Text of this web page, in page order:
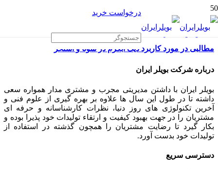
درخواست خرید
مطالبی در مورد کاربرد دیگ آبگرم در سونا و استخر
درباره شرکت بویلر ایران
بویلر ایران با داشتن مدیریتی مجرب و مشتری مدار همواره سعی
داشته تا در طول این سال ها علاوه بر بهره گیری از علوم فنی و
آخرین تکنولوژی های روز دنیا، نظرات کارشناسانه و حرفه ای
مشتریان را در جهت بهبود کیفیت و ارتقاء تولیدات خود پذیرا بوده و
بکار گیرد تا رضایت مشتریان را همچون گذشته در استفاده از
تولیدات خود بدست آورد.
دسترسی سریع